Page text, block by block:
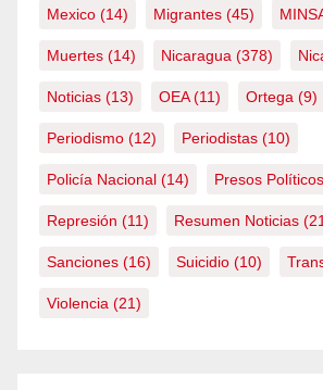
Mexico (14) Migrantes (45)
Muertes (14) Nicaragua (378)
Noticias (13) OEA(11) Ortega (9)
Periodismo (12) Periodistas (10)
Policía Nacional (14) Presos Políticos
Represión (11) Resumen Noticias
Sanciones (16) Suicidio (10)
Violencia (21)